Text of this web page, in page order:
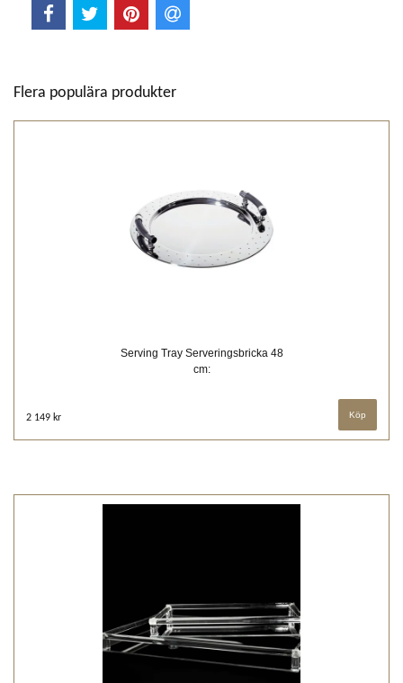
Flera populära produkter
Serving Tray Serveringsbricka 48
cm:
2 149 kr